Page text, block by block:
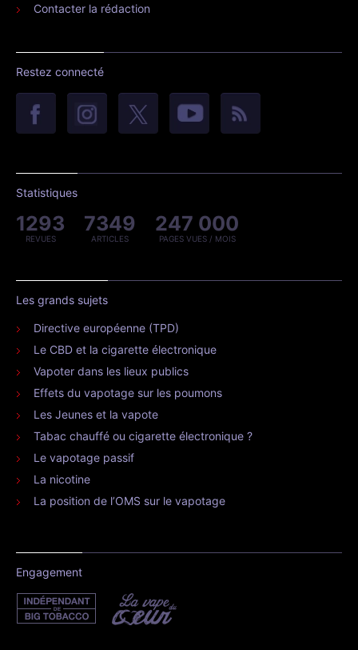
Contacter la rédaction
Restez connecté
Statistiques
1293
REVUES
7349
ARTICLES
247 000
PAGES VUES / MOIS
Les grands sujets
Directive européenne (TPD)
Le CBD et la cigarette électronique
Vapoter dans les lieux publics
Effets du vapotage sur les poumons
Les Jeunes et la vapote
Tabac chauffé ou cigarette électronique ?
Le vapotage passif
La nicotine
La position de l’OMS sur le vapotage
Engagement